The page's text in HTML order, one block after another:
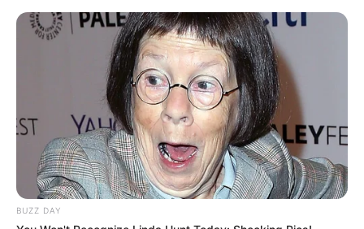
Serem! 9 Chat Ojek Online &
Pelanggan Ini Bikin Auto
Merinding
BUZZ DAY